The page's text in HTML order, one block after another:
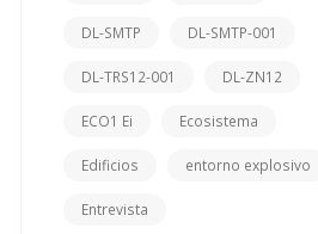
DL-SMTP DL-SMTP-001
DL-TRS12-001 DL-ZN12
ECO1 Ei Ecosistema
Edificios entorno explosivo
Entrevista